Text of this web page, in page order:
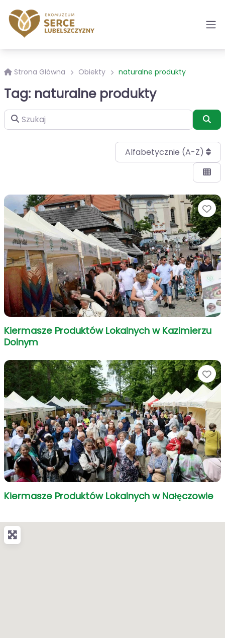
Strona Główna Obiekty naturalne produkty
Tag: naturalne produkty
Szukaj
Alfabetycznie (A-Z)
Kiermasze Produktów Lokalnych w Kazimierzu
Dolnym
Kiermasze Produktów Lokalnych w Nałęczowie